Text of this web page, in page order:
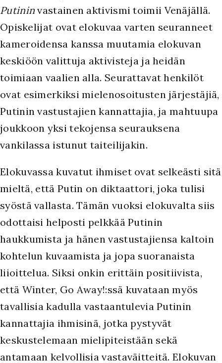
Putinin vastainen aktivismi toimii Venäjällä.
Opiskelijat ovat elokuvaa varten seuranneet
kameroidensa kanssa muutamia elokuvan
keskiöön valittuja aktivisteja ja heidän
toimiaan vaalien alla. Seurattavat henkilöt
ovat esimerkiksi mielenosoitusten järjestäjiä,
Putinin vastustajien kannattajia, ja mahtuupa
joukkoon yksi tekojensa seurauksena
vankilassa istunut taiteilijakin.
Elokuvassa kuvatut ihmiset ovat selkeästi sitä
mieltä, että Putin on diktaattori, joka tulisi
syöstä vallasta. Tämän vuoksi elokuvalta siis
odottaisi helposti pelkkää Putinin
haukkumista ja hänen vastustajiensa kaltoin
kohtelun kuvaamista ja jopa suoranaista
liioittelua. Siksi onkin erittäin positiivista,
että Winter, Go Away!:ssä kuvataan myös
tavallisia kadulla vastaantulevia Putinin
kannattajia ihmisinä, jotka pystyvät
keskustelemaan mielipiteistään sekä
antamaan kelvollisia vastaväitteitä. Elokuvan